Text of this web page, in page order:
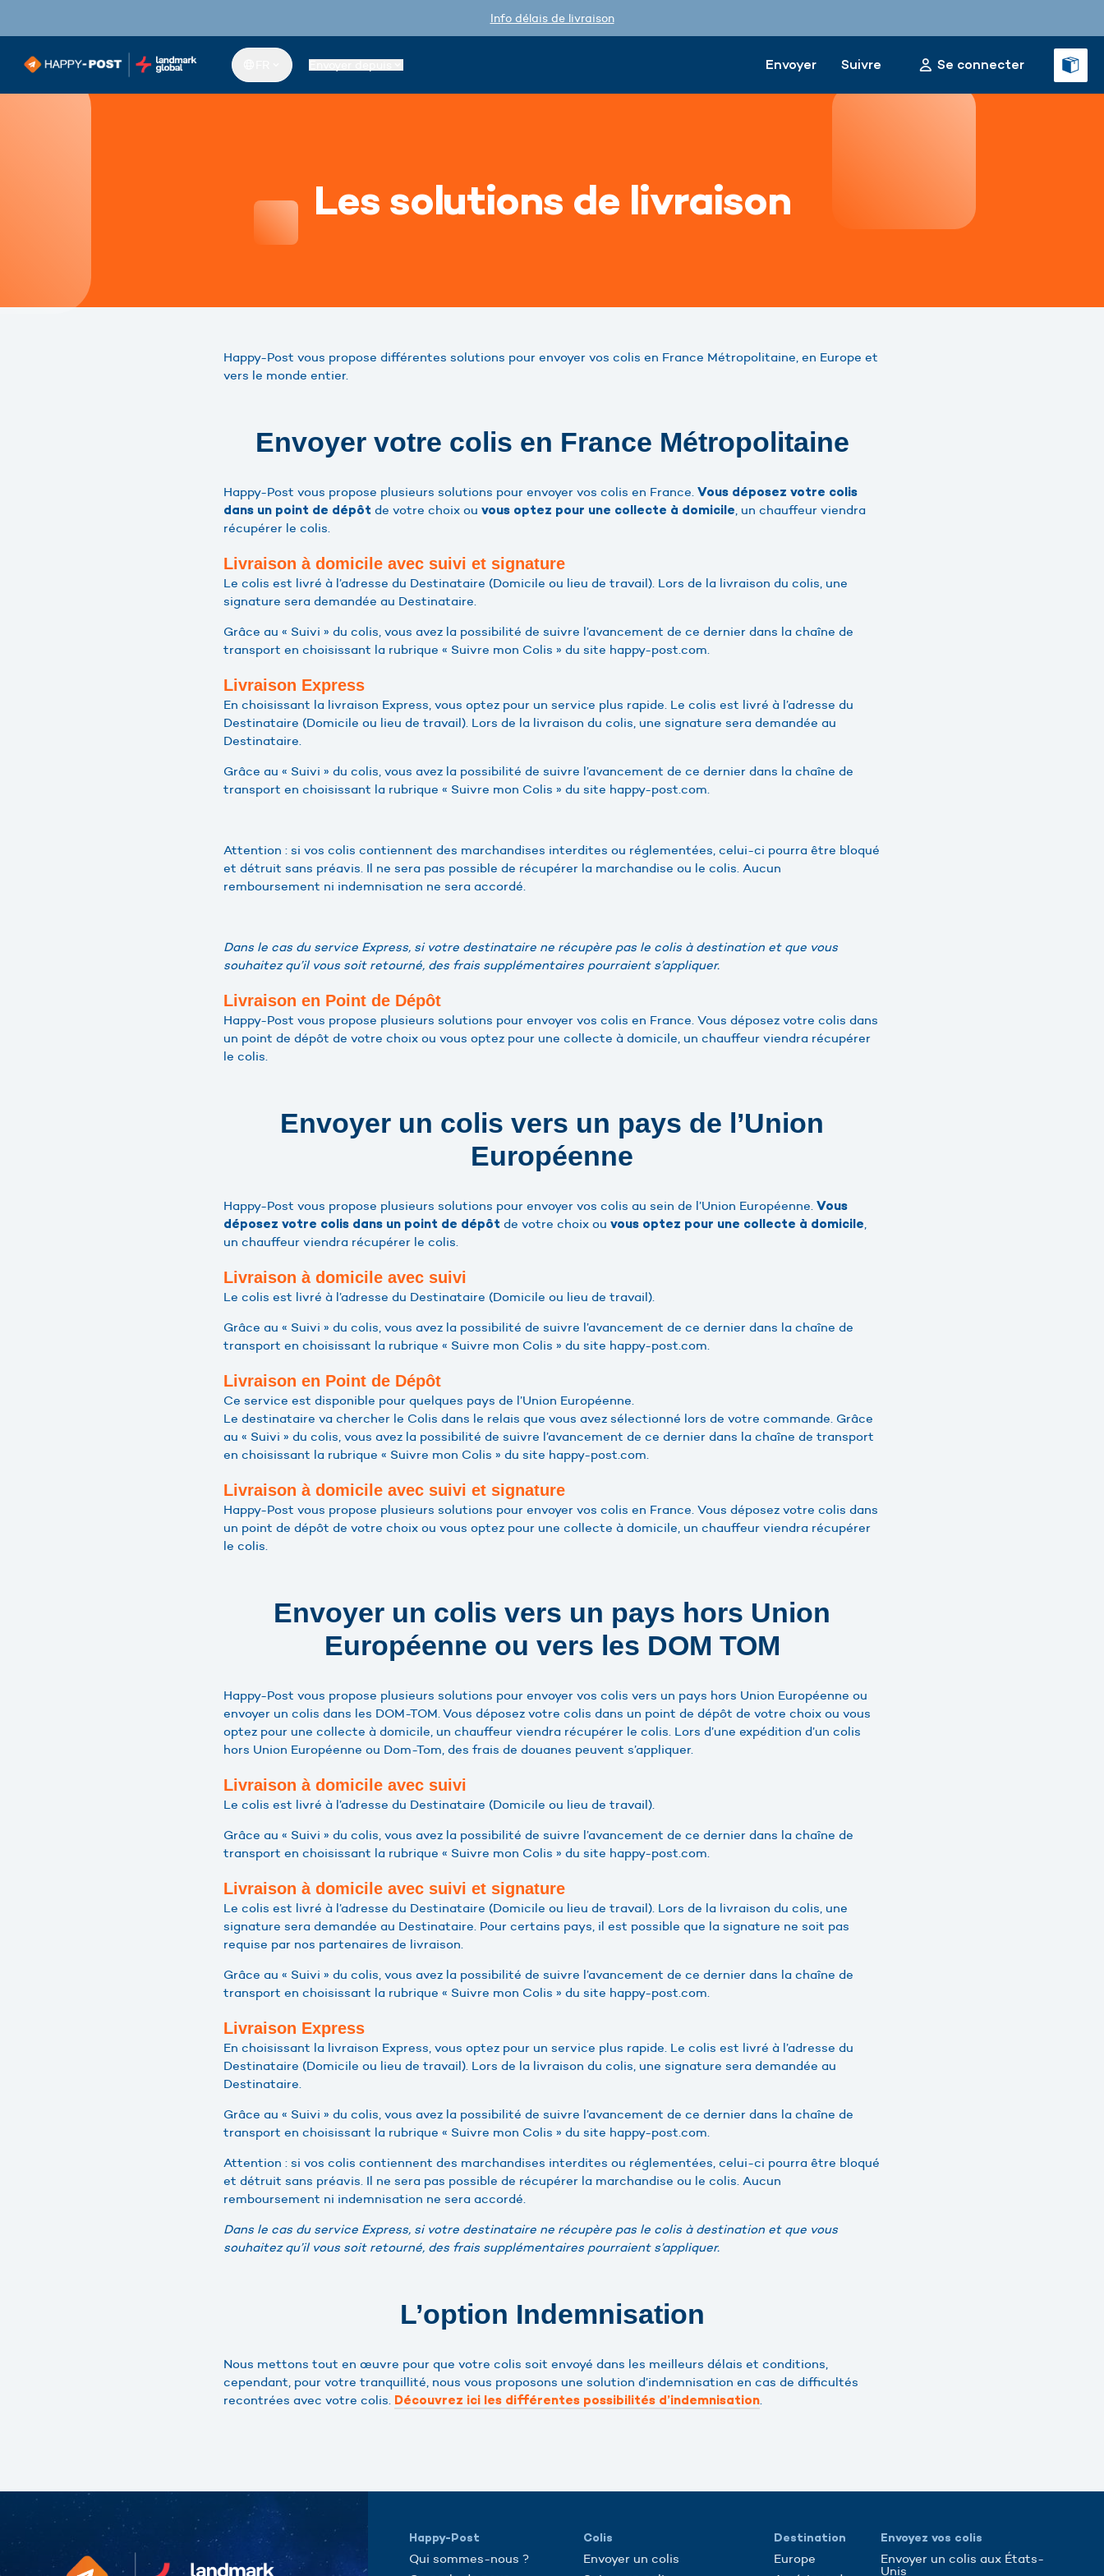
Info délais de livraison
Envoyer Suivre Se connecter
Les solutions de livraison
Happy-Post vous propose différentes solutions pour envoyer vos colis en France Métropolitaine, en Europe et
vers le monde entier.
Envoyer votre colis en France Métropolitaine
Happy-Post vous propose plusieurs solutions pour envoyer vos colis en France. Vous déposez votre colis
dans un point de dépôt de votre choix ou vous optez pour une collecte à domicile, un chauffeur viendra
récupérer le colis.
Livraison à domicile avec suivi et signature
Le colis est livré à l’adresse du Destinataire (Domicile ou lieu de travail). Lors de la livraison du colis, une
signature sera demandée au Destinataire.
Grâce au « Suivi » du colis, vous avez la possibilité de suivre l’avancement de ce dernier dans la chaîne de
transport en choisissant la rubrique « Suivre mon Colis » du site happy-post.com.
Livraison Express
En choisissant la livraison Express, vous optez pour un service plus rapide. Le colis est livré à l’adresse du
Destinataire (Domicile ou lieu de travail). Lors de la livraison du colis, une signature sera demandée au
Destinataire.
Grâce au « Suivi » du colis, vous avez la possibilité de suivre l’avancement de ce dernier dans la chaîne de
transport en choisissant la rubrique « Suivre mon Colis » du site happy-post.com.
Attention : si vos colis contiennent des marchandises interdites ou réglementées, celui-ci pourra être bloqué
et détruit sans préavis. Il ne sera pas possible de récupérer la marchandise ou le colis. Aucun
remboursement ni indemnisation ne sera accordé.
Dans le cas du service Express, si votre destinataire ne récupère pas le colis à destination et que vous
souhaitez qu’il vous soit retourné, des frais supplémentaires pourraient s’appliquer.
Livraison en Point de Dépôt
Happy-Post vous propose plusieurs solutions pour envoyer vos colis en France. Vous déposez votre colis dans
un point de dépôt de votre choix ou vous optez pour une collecte à domicile, un chauffeur viendra récupérer
le colis.
Envoyer un colis vers un pays de l’Union
Européenne
Happy-Post vous propose plusieurs solutions pour envoyer vos colis au sein de l’Union Européenne. Vous
déposez votre colis dans un point de dépôt de votre choix ou vous optez pour une collecte à domicile,
un chauffeur viendra récupérer le colis.
Livraison à domicile avec suivi
Le colis est livré à l’adresse du Destinataire (Domicile ou lieu de travail).
Grâce au « Suivi » du colis, vous avez la possibilité de suivre l’avancement de ce dernier dans la chaîne de
transport en choisissant la rubrique « Suivre mon Colis » du site happy-post.com.
Livraison en Point de Dépôt
Ce service est disponible pour quelques pays de l’Union Européenne.
Le destinataire va chercher le Colis dans le relais que vous avez sélectionné lors de votre commande. Grâce
au « Suivi » du colis, vous avez la possibilité de suivre l’avancement de ce dernier dans la chaîne de transport
en choisissant la rubrique « Suivre mon Colis » du site happy-post.com.
Livraison à domicile avec suivi et signature
Happy-Post vous propose plusieurs solutions pour envoyer vos colis en France. Vous déposez votre colis dans
un point de dépôt de votre choix ou vous optez pour une collecte à domicile, un chauffeur viendra récupérer
le colis.
Envoyer un colis vers un pays hors Union
Européenne ou vers les DOM TOM
Happy-Post vous propose plusieurs solutions pour envoyer vos colis vers un pays hors Union Européenne ou
envoyer un colis dans les DOM-TOM. Vous déposez votre colis dans un point de dépôt de votre choix ou vous
optez pour une collecte à domicile, un chauffeur viendra récupérer le colis. Lors d’une expédition d’un colis
hors Union Européenne ou Dom-Tom, des frais de douanes peuvent s’appliquer.
Livraison à domicile avec suivi
Le colis est livré à l’adresse du Destinataire (Domicile ou lieu de travail).
Grâce au « Suivi » du colis, vous avez la possibilité de suivre l’avancement de ce dernier dans la chaîne de
transport en choisissant la rubrique « Suivre mon Colis » du site happy-post.com.
Livraison à domicile avec suivi et signature
Le colis est livré à l’adresse du Destinataire (Domicile ou lieu de travail). Lors de la livraison du colis, une
signature sera demandée au Destinataire. Pour certains pays, il est possible que la signature ne soit pas
requise par nos partenaires de livraison.
Grâce au « Suivi » du colis, vous avez la possibilité de suivre l’avancement de ce dernier dans la chaîne de
transport en choisissant la rubrique « Suivre mon Colis » du site happy-post.com.
Livraison Express
En choisissant la livraison Express, vous optez pour un service plus rapide. Le colis est livré à l’adresse du
Destinataire (Domicile ou lieu de travail). Lors de la livraison du colis, une signature sera demandée au
Destinataire.
Grâce au « Suivi » du colis, vous avez la possibilité de suivre l’avancement de ce dernier dans la chaîne de
transport en choisissant la rubrique « Suivre mon Colis » du site happy-post.com.
Attention : si vos colis contiennent des marchandises interdites ou réglementées, celui-ci pourra être bloqué
et détruit sans préavis. Il ne sera pas possible de récupérer la marchandise ou le colis. Aucun
remboursement ni indemnisation ne sera accordé.
Dans le cas du service Express, si votre destinataire ne récupère pas le colis à destination et que vous
souhaitez qu’il vous soit retourné, des frais supplémentaires pourraient s’appliquer.
L’option Indemnisation
Nous mettons tout en œuvre pour que votre colis soit envoyé dans les meilleurs délais et conditions,
cependant, pour votre tranquillité, nous vous proposons une solution d’indemnisation en cas de difficultés
recontrées avec votre colis. Découvrez ici les différentes possibilités d’indemnisation.
Happy-Post
Qui sommes-nous ?
Colis
Envoyer un colis
Destination
Europe
Envoyez vos colis
Envoyer un colis aux États-
Unis